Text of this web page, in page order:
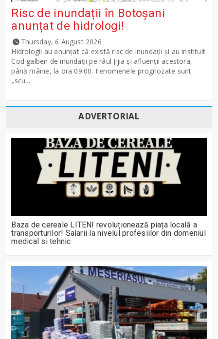
Risc de inundații în Botoșani
anunțat de hidrologi!
Thursday, 6 August 2026
Hidrologii au anunțat că există risc de inundații și au instituit
Cod galben de inundații pe râul Jijia și afluenții acestora,
până mâine, la ora 09:00. Fenomenele prognozate sunt
„scu...
ADVERTORIAL
Baza de cereale LITENI revoluționează piața locală a
transporturilor! Salarii la nivelul profesiilor din domeniul
medical si tehnic